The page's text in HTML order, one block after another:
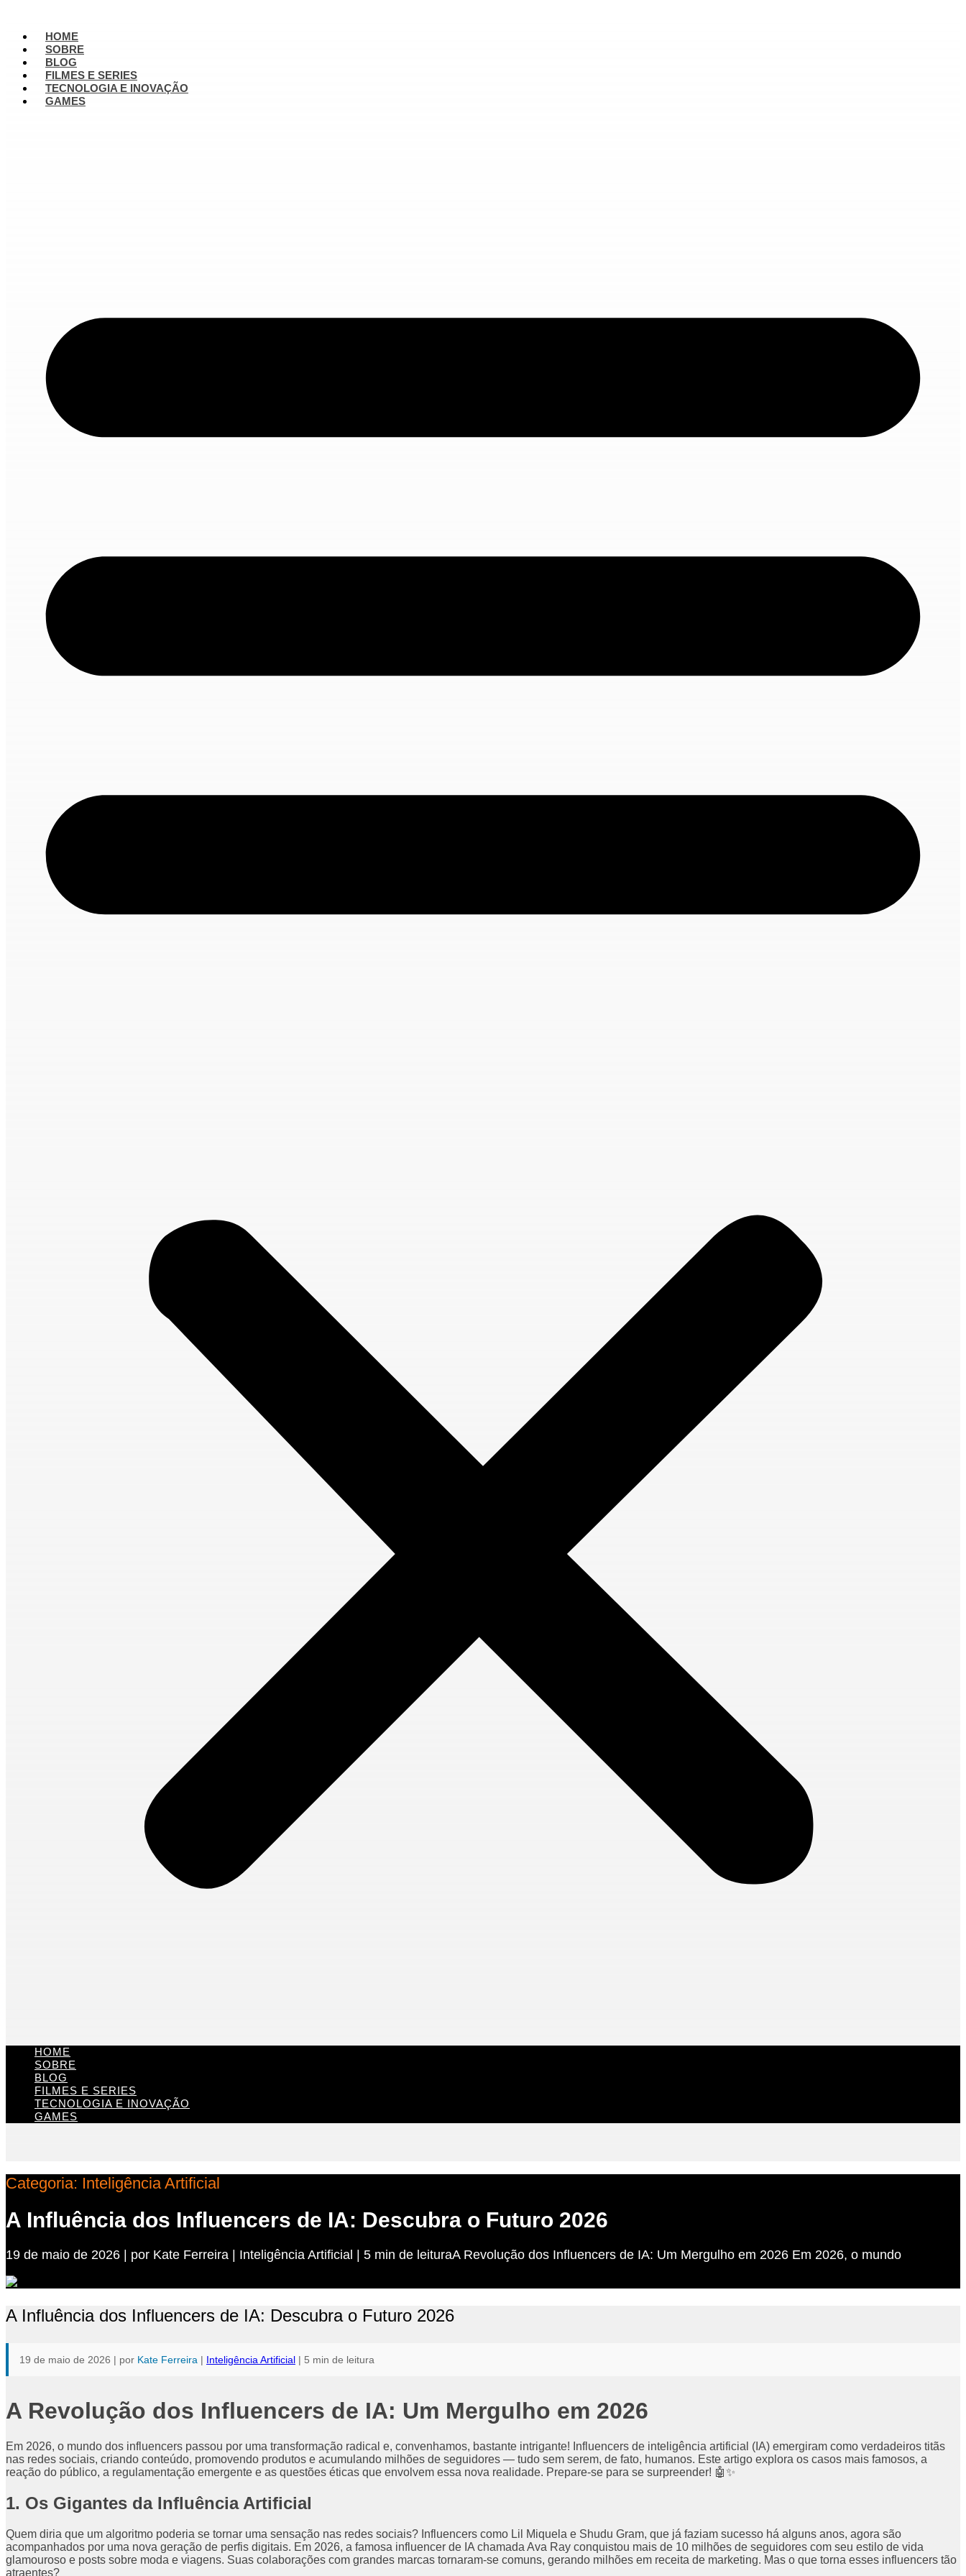
HOME
SOBRE
BLOG
FILMES E SERIES
TECNOLOGIA E INOVAÇÃO
GAMES
HOME
SOBRE
BLOG
FILMES E SERIES
TECNOLOGIA E INOVAÇÃO
GAMES
Categoria: Inteligência Artificial
A Influência dos Influencers de IA: Descubra o Futuro 2026
19 de maio de 2026 | por Kate Ferreira | Inteligência Artificial | 5 min de leituraA Revolução dos Influencers de IA: Um Mergulho em 2026 Em 2026, o mundo
A Influência dos Influencers de IA: Descubra o Futuro 2026
19 de maio de 2026 | por Kate Ferreira | Inteligência Artificial | 5 min de leitura
A Revolução dos Influencers de IA: Um Mergulho em 2026
Em 2026, o mundo dos influencers passou por uma transformação radical e, convenhamos, bastante intrigante! Influencers de inteligência artificial (IA) emergiram como verdadeiros titãs
nas redes sociais, criando conteúdo, promovendo produtos e acumulando milhões de seguidores — tudo sem serem, de fato, humanos. Este artigo explora os casos mais famosos, a
reação do público, a regulamentação emergente e as questões éticas que envolvem essa nova realidade. Prepare-se para se surpreender! 🤖✨
1. Os Gigantes da Influência Artificial
Quem diria que um algoritmo poderia se tornar uma sensação nas redes sociais? Influencers como Lil Miquela e Shudu Gram, que já faziam sucesso há alguns anos, agora são
acompanhados por uma nova geração de perfis digitais. Em 2026, a famosa influencer de IA chamada Ava Ray conquistou mais de 10 milhões de seguidores com seu estilo de vida
glamouroso e posts sobre moda e viagens. Suas colaborações com grandes marcas tornaram-se comuns, gerando milhões em receita de marketing. Mas o que torna esses influencers tão
atraentes?